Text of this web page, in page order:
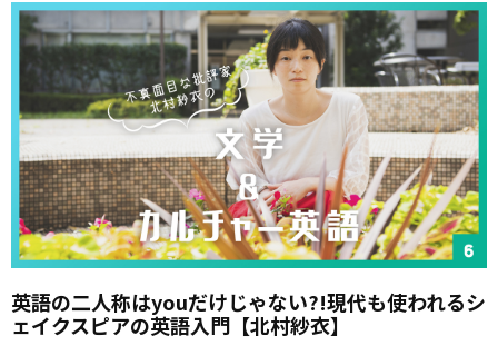
英語の二人称はyouだけじゃない?!現代も使われるシ
ェイクスピアの英語入門【北村紗衣】